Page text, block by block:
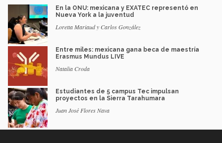
En la ONU: mexicana y EXATEC representó en
Nueva York a la juventud
Loretta Mariaud y Carlos González
Entre miles: mexicana gana beca de maestría
Erasmus Mundus LIVE
Natalia Croda
Estudiantes de 5 campus Tec impulsan
proyectos en la Sierra Tarahumara
Juan José Flores Nava